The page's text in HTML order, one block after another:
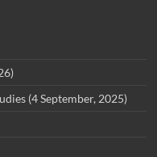
(4 September, 2025)